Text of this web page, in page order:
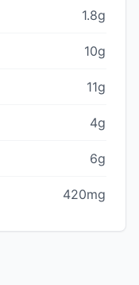
1.8g
10g
11g
4g
6g
420mg